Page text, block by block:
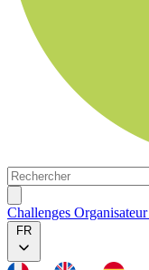
Rechercher
Challenges Organisateur
FR